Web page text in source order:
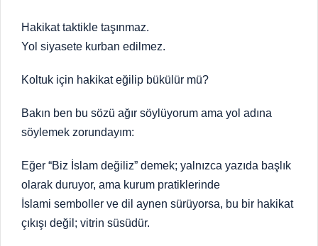
Hakikat taktikle taşınmaz.
Yol siyasete kurban edilmez.
Koltuk için hakikat eğilip bükülür mü?
Bakın ben bu sözü ağır söylüyorum ama yol adına
söylemek zorundayım:
Eğer “Biz İslam değiliz” demek; yalnızca yazıda başlık
olarak duruyor, ama kurum pratiklerinde
İslami semboller ve dil aynen sürüyorsa, bu bir hakikat
çıkışı değil; vitrin süsüdür.